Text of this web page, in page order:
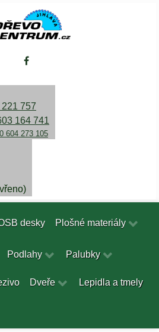
757
164 741
604 273 105
desky Plošné materiály
Podlahy Palubky
Dveře Lepidla a tmely